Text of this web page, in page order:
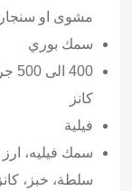
مشوى او
سمك بوري
كانز
فيلية
سمك فيليه،
سلطة، خبز، كانز